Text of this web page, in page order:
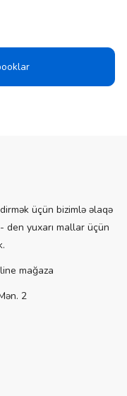
üçün bizimlə əlaqə
den yuxarı mallar üçün
mağaza
2